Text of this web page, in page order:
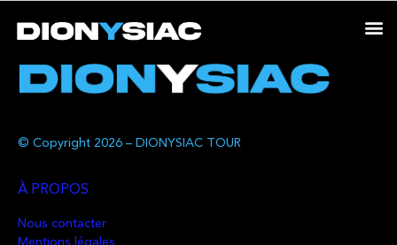
© Copyright 2026 – DIONYSIAC TOUR
À PROPOS
Nous contacter